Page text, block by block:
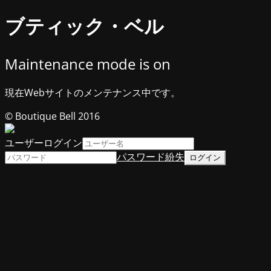
ブティック・ベル
Maintenance mode is on
現在Webサイトのメンテナンス中です。
© Boutique Bell 2016
ユーザーログイン
パスワード紛失